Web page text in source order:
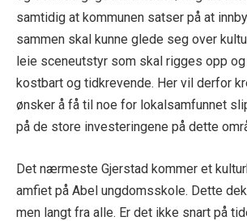
samtidig at kommunen satser på at
sammen skal kunne glede seg over
leie sceneutstyr som skal rigges opp
kostbart og tidkrevende. Her vil derfor
ønsker å få til noe for lokalsamfunnet
på de store investeringene på dette
Det nærmeste Gjerstad kommer et
amfiet på Abel ungdomsskole. Dette
men langt fra alle. Er det ikke snart på